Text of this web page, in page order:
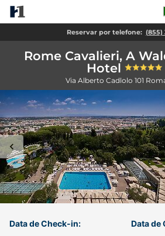
Reservar por telefone: (855)
Rome Cavalieri, A
Hotel
Via Alberto Cadlolo 101
Data de Check-in: Data de